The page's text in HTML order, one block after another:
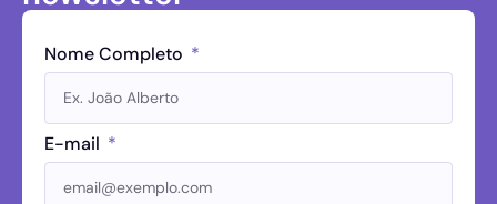
Nome Completo
E-mail